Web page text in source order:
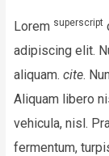
Lorem superscript
adipiscing elit.
aliquam. cite.
Aliquam libero
vehicula, nisl.
fermentum,